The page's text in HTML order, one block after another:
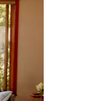
o dedo na